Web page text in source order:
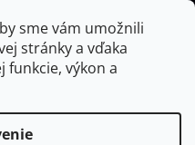
sme vám umožnili
stránky a vďaka
funkcie, výkon a
Hľadať